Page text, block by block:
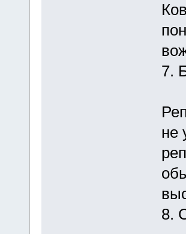
7.
не
8.